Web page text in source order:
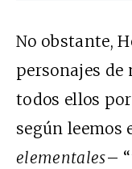
No obstante,
personajes
todos ellos
según leemos
elementales–